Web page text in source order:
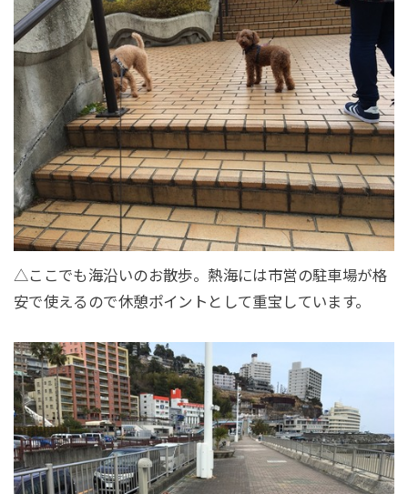
△ここでも海沿いのお散歩。熱海には市営の駐車場が格
安で使えるので休憩ポイントとして重宝しています。